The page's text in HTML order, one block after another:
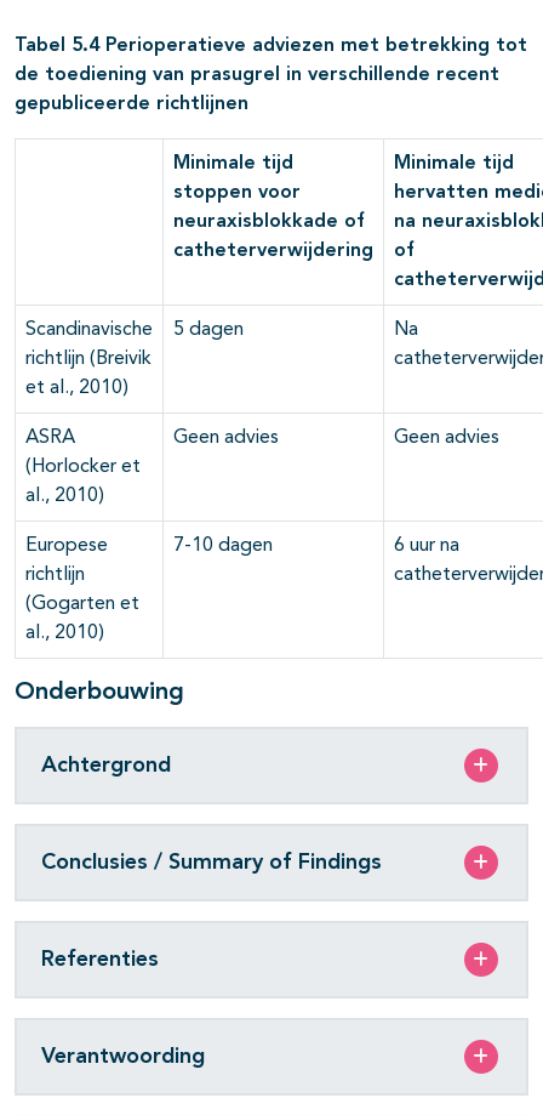
Tabel 5.4 Perioperatieve adviezen met betrekking tot
de toediening van prasugrel in verschillende recent
gepubliceerde richtlijnen
Minimale tijd
stoppen voor
neuraxisblokkade of
catheterverwijdering
Minimale tijd
hervatten
na
of
Scandinavische
richtlijn (Breivik
et al., 2010)
5 dagen
Na
ASRA
(Horlocker et
al., 2010)
Geen advies Geen advies
Europese
richtlijn
(Gogarten et
al., 2010)
7-10 dagen
6 uur na
Onderbouwing
Achtergrond
Conclusies / Summary of Findings
Referenties
Verantwoording